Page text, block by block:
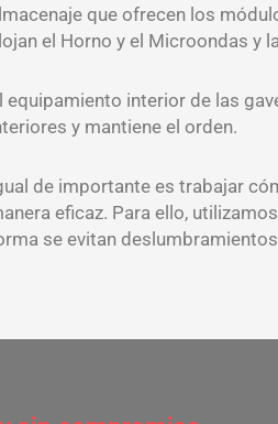
que ofrecen los
el Horno y el Microondas y
equipamiento interior de las
y mantiene el orden.
de importante es trabajar
eficaz. Para ello,
se evitan